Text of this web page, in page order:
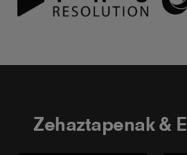
Zehaztapenak &